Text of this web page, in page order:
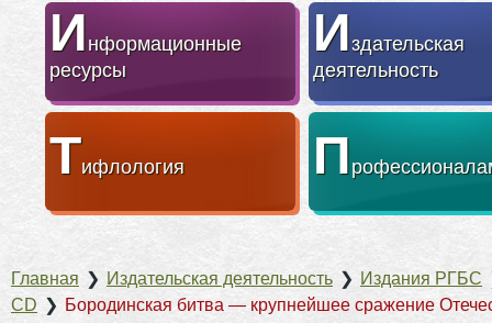
Информационные
ресурсы
Издательская
деятельность
Тифлология П
Главная ❯ Издательская деятельность ❯ Издания РГБС
CD ❯ Бородинская битва — крупнейшее сражение